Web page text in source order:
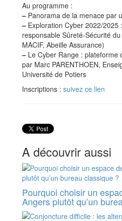
Au programme :
– Panorama de la menace par
– Exploration Cyber 2022/2025
responsable Sûreté-Sécurité
MACIF, Abeille Assurance)
– Le Cyber Range : plateforme
par Marc PARENTHOEN,
Université de Potiers
Inscriptions : suivez ce lien
A découvrir aussi
Pourquoi choisir un
Angers plutôt qu’un